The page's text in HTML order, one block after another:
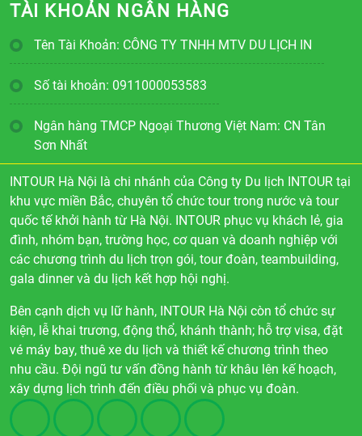
TÀI KHOẢN NGÂN HÀNG
Tên Tài Khoản: CÔNG TY TNHH MTV DU LỊCH IN
Số tài khoản: 0911000053583
Ngân hàng TMCP Ngoại Thương Việt Nam: CN Tân
Sơn Nhất
INTOUR Hà Nội là chi nhánh của Công ty Du lịch INTOUR tại
khu vực miền Bắc, chuyên tổ chức tour trong nước và tour
quốc tế khởi hành từ Hà Nội. INTOUR phục vụ khách lẻ, gia
đình, nhóm bạn, trường học, cơ quan và doanh nghiệp với
các chương trình du lịch trọn gói, tour đoàn, teambuilding,
gala dinner và du lịch kết hợp hội nghị.
Bên cạnh dịch vụ lữ hành, INTOUR Hà Nội còn tổ chức sự
kiện, lễ khai trương, động thổ, khánh thành; hỗ trợ visa, đặt
vé máy bay, thuê xe du lịch và thiết kế chương trình theo
nhu cầu. Đội ngũ tư vấn đồng hành từ khâu lên kế hoạch,
xây dựng lịch trình đến điều phối và phục vụ đoàn.